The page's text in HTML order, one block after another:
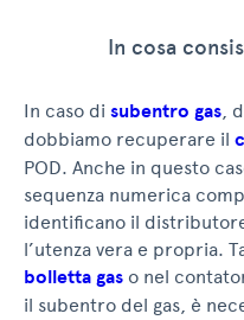
In cosa
In caso di subentro gas,
dobbiamo recuperare il
POD. Anche in questo
sequenza numerica
identificano il
l’utenza vera e propria.
bolletta gas o nel
il subentro del gas, è